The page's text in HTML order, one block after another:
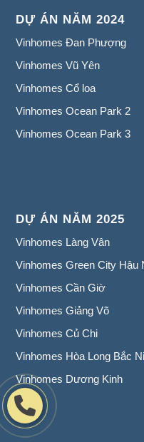
DỰ ÁN NĂM 2024
Vinhomes Đan Phượng
Vinhomes Vũ Yên
Vinhomes Cổ loa
Vinhomes Ocean Park 2
Vinhomes Ocean Park 3
DỰ ÁN NĂM 2025
Vinhomes Làng Vân
Vinhomes Green City Hậu
Vinhomes Cần Giờ
Vinhomes Giảng Võ
Vinhomes Củ Chi
Vinhomes Hòa Long Bắc
Vinhomes Dương Kinh